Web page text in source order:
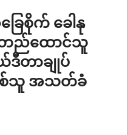
ြေစိုက် ခေါနု
တည်ထောင်သူ
ဒီတာချုပ်
စ်သူ အသတ်ခံ